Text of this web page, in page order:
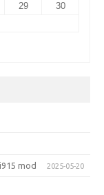
29
30
mod 2025-05-20